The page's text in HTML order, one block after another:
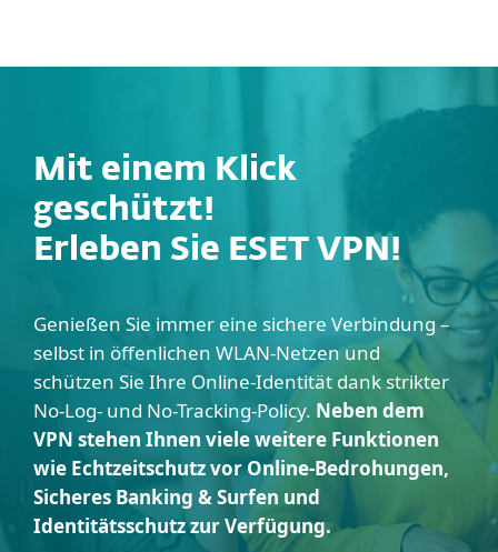
Mit einem Klick
geschützt!
Erleben Sie ESET VPN!
Genießen Sie immer eine sichere Verbindung –
selbst in öffenlichen WLAN-Netzen und
schützen Sie Ihre Online-Identität dank strikter
No-Log- und No-Tracking-Policy. Neben dem
VPN stehen Ihnen viele weitere Funktionen
wie Echtzeitschutz vor Online-Bedrohungen,
Sicheres Banking & Surfen und
Identitätsschutz zur Verfügung.